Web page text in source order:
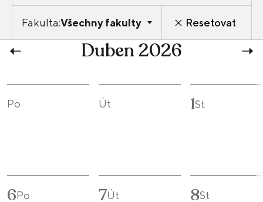
Fakulta:Všechny fakulty Resetovat
Duben 2026
Po Út 1St
6Po 7Út 8St